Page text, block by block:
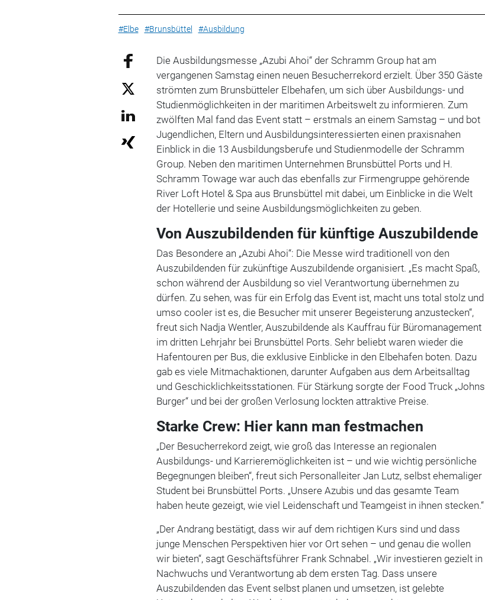
#Elbe #Brunsbüttel #Ausbildung
Die Ausbildungsmesse „Azubi Ahoi“ der Schramm Group hat am
vergangenen Samstag einen neuen Besucherrekord erzielt. Über 350 Gäste
strömten zum Brunsbütteler Elbehafen, um sich über Ausbildungs- und
Studienmöglichkeiten in der maritimen Arbeitswelt zu informieren. Zum
zwölften Mal fand das Event statt – erstmals an einem Samstag – und bot
Jugendlichen, Eltern und Ausbildungsinteressierten einen praxisnahen
Einblick in die 13 Ausbildungsberufe und Studienmodelle der Schramm
Group. Neben den maritimen Unternehmen Brunsbüttel Ports und H.
Schramm Towage war auch das ebenfalls zur Firmengruppe gehörende
River Loft Hotel & Spa aus Brunsbüttel mit dabei, um Einblicke in die Welt
der Hotellerie und seine Ausbildungsmöglichkeiten zu geben.
Von Auszubildenden für künftige Auszubildende
Das Besondere an „Azubi Ahoi“: Die Messe wird traditionell von den
Auszubildenden für zukünftige Auszubildende organisiert. „Es macht Spaß,
schon während der Ausbildung so viel Verantwortung übernehmen zu
dürfen. Zu sehen, was für ein Erfolg das Event ist, macht uns total stolz und
umso cooler ist es, die Besucher mit unserer Begeisterung anzustecken“,
freut sich Nadja Wentler, Auszubildende als Kauffrau für Büromanagement
im dritten Lehrjahr bei Brunsbüttel Ports.Sehr beliebt waren wieder die
Hafentouren per Bus, die exklusive Einblicke in den Elbehafen boten. Dazu
gab es viele Mitmachaktionen, darunter Aufgaben aus dem Arbeitsalltag
und Geschicklichkeitsstationen. Für Stärkung sorgte der Food Truck „Johns
Burger“ und bei der großen Verlosung lockten attraktive Preise.
Starke Crew: Hier kann man festmachen
„Der Besucherrekord zeigt, wie groß das Interesse an regionalen
Ausbildungs- und Karrieremöglichkeiten ist – und wie wichtig persönliche
Begegnungen bleiben“, freut sich Personalleiter Jan Lutz, selbst ehemaliger
Student bei Brunsbüttel Ports. „Unsere Azubis und das gesamte Team
haben heute gezeigt, wie viel Leidenschaft und Teamgeist in ihnen stecken.“
„Der Andrang bestätigt, dass wir auf dem richtigen Kurs sind und dass
junge Menschen Perspektiven hier vor Ort sehen – und genau die wollen
wir bieten“, sagt Geschäftsführer Frank Schnabel. „Wir investieren gezielt in
Nachwuchs und Verantwortung ab dem ersten Tag. Dass unsere
Auszubildenden das Event selbst planen und umsetzen, ist gelebte